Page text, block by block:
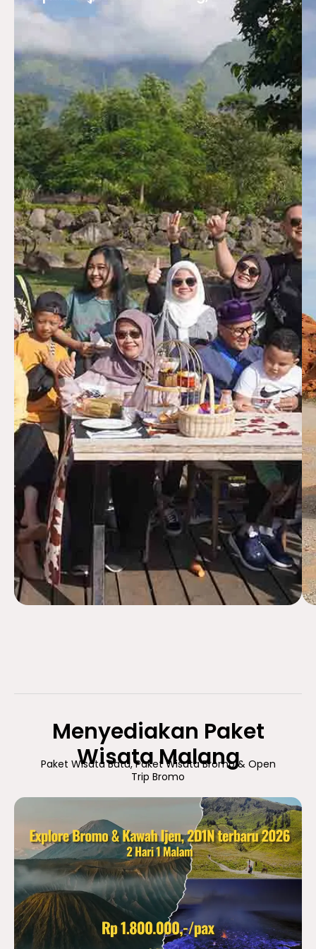
Menyediakan Paket
Wisata Malang
Paket Wisata Batu, Paket Wisata Bromo & Open
Trip Bromo